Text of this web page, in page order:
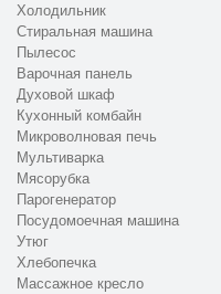
Холодильник
Стиральная машина
Пылесос
Варочная панель
Духовой шкаф
Кухонный комбайн
Микроволновая печь
Мультиварка
Мясорубка
Парогенератор
Посудомоечная машина
Утюг
Хлебопечка
Массажное кресло